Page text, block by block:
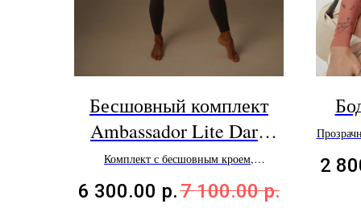
Бесшовный комплект
Ambassador Lite Dark
Grey
Комплект с бесшовным кроем,
6 300.00 р.7 100.00 р.
2